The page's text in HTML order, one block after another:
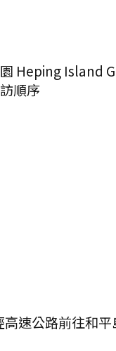
順序
高速公路前往和平